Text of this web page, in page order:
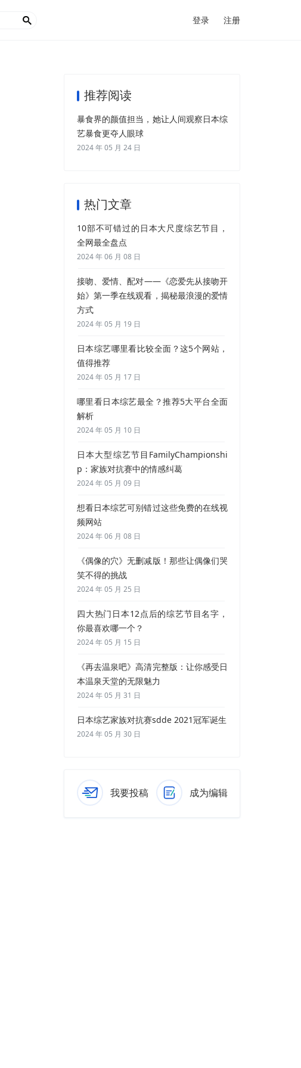
 登录 注册
推荐阅读
暴食界的颜值担当，她让人间观察日本综
艺暴食更夺人眼球
2024 年 05 月 24 日
热门文章
10部不可错过的日本大尺度综艺节目，
全网最全盘点
2024 年 06 月 08 日
接吻、爱情、配对——《恋爱先从接吻开
始》第一季在线观看，揭秘最浪漫的爱情
方式
2024 年 05 月 19 日
日本综艺哪里看比较全面？这5个网站，
值得推荐
2024 年 05 月 17 日
哪里看日本综艺最全？推荐5大平台全面
解析
2024 年 05 月 10 日
日本大型综艺节目FamilyChampionshi
p：家族对抗赛中的情感纠葛
2024 年 05 月 09 日
想看日本综艺可别错过这些免费的在线视
频网站
2024 年 06 月 08 日
《偶像的穴》无删减版！那些让偶像们哭
笑不得的挑战
2024 年 05 月 25 日
四大热门日本12点后的综艺节目名字，
你最喜欢哪一个？
2024 年 05 月 15 日
《再去温泉吧》高清完整版：让你感受日
本温泉天堂的无限魅力
2024 年 05 月 31 日
日本综艺家族对抗赛sdde 2021冠军诞生
2024 年 05 月 30 日
我要投稿 成为编辑